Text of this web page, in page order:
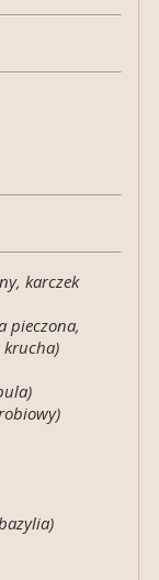
karczek
pieczona,
krucha)